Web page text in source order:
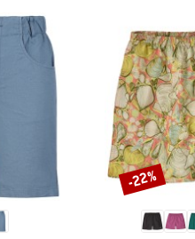
Korting
-22%